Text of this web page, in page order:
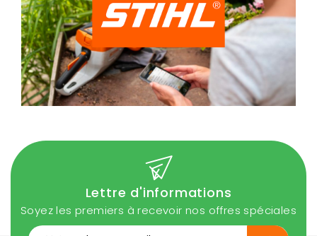
Lettre d'informations
Soyez les premiers à recevoir nos offres spéciales